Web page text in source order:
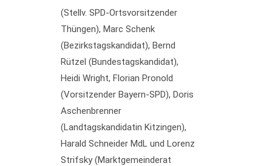
(Stellv. SPD-Ortsvorsitzender
Thüngen), Marc Schenk
(Bezirkstagskandidat), Bernd
Rützel (Bundestagskandidat),
Heidi Wright, Florian Pronold
(Vorsitzender Bayern-SPD), Doris
Aschenbrenner
(Landtagskandidatin Kitzingen),
Harald Schneider MdL und Lorenz
Strifsky (Marktgemeinderat